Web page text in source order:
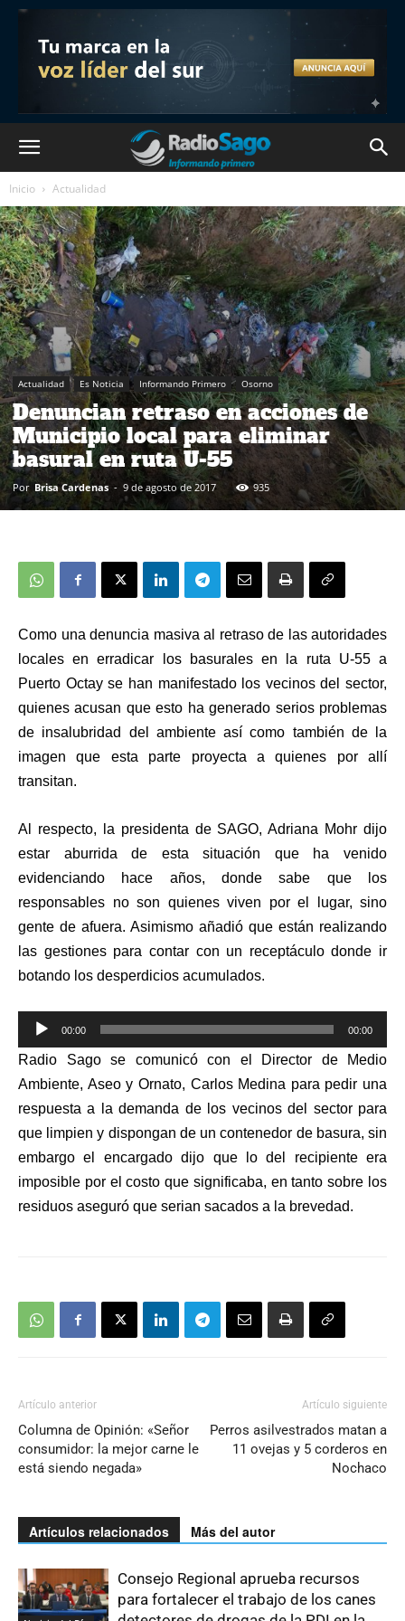
Inicio Actualidad
Actualidad Es Noticia Informando Primero Osorno
Denuncian retraso en acciones de
Municipio local para eliminar
basural en ruta U-55
Por Brisa Cardenas - 9 de agosto de 2017 935
Como una denuncia masiva al retraso de las autoridades
locales en erradicar los basurales en la ruta U-55 a
Puerto Octay se han manifestado los vecinos del sector,
quienes acusan que esto ha generado serios problemas
de insalubridad del ambiente así como también de la
imagen que esta parte proyecta a quienes por allí
transitan.
Al respecto, la presidenta de SAGO, Adriana Mohr dijo
estar aburrida de esta situación que ha venido
evidenciando hace años, donde sabe que los
responsables no son quienes viven por el lugar, sino
gente de afuera. Asimismo añadió que están realizando
las gestiones para contar con un receptáculo donde ir
botando los desperdicios acumulados.
Reproductor
de
audio
00:00 00:00
Radio Sago se comunicó con el
Director de Medio
Ambiente, Aseo y Ornato, Carlos Medina para pedir una
respuesta a la demanda de los vecinos del sector para
que limpien y dispongan de un contenedor de basura, sin
embargo el encargado dijo que lo del recipiente era
imposible por el costo que significaba, en tanto sobre los
residuos aseguró que serian sacados a la brevedad.
Artículo anterior
Columna de Opinión: «Señor
consumidor: la mejor carne le
está siendo negada»
Artículo siguiente
Perros asilvestrados matan a
11 ovejas y 5 corderos en
Nochaco
Artículos relacionados Más del autor
Consejo Regional aprueba recursos
para fortalecer el trabajo de los canes